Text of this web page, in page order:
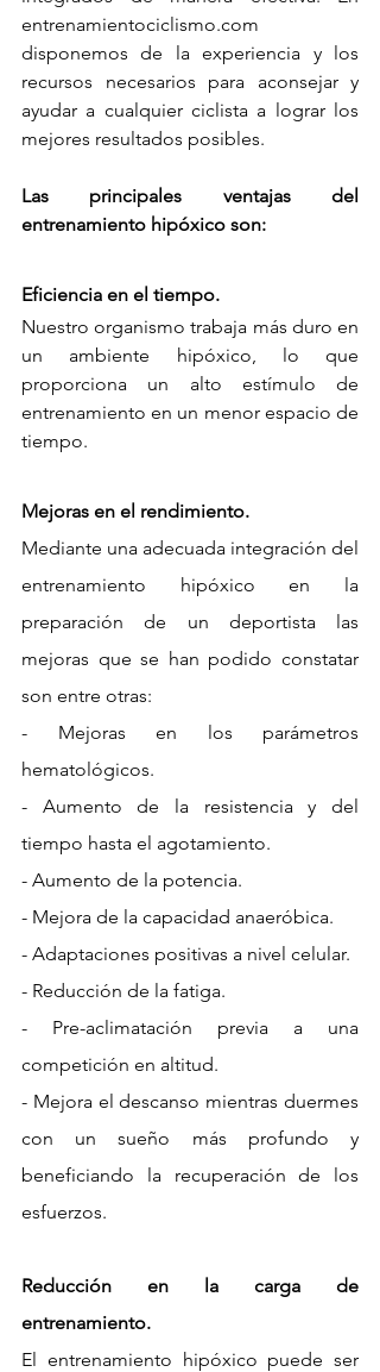
entrenamientociclismo.com
disponemos de la experiencia y los
recursos necesarios para aconsejar y
ayudar a cualquier ciclista a lograr los
mejores resultados posibles.
Las principales ventajas del
entrenamiento hipóxico son:
Eficiencia en el tiempo.
Nuestro organismo trabaja más duro en
un ambiente hipóxico, lo que
proporciona un alto estímulo de
entrenamiento en un menor espacio de
tiempo.
Mejoras en el rendimiento.
Mediante una adecuada integración del
entrenamiento hipóxico en la
preparación de un deportista las
mejoras que se han podido constatar
son entre otras:
- Mejoras en los parámetros
hematológicos.
- Aumento de la resistencia y del
tiempo hasta el agotamiento.
- Aumento de la potencia.
- Mejora de la capacidad anaeróbica.
- Adaptaciones positivas a nivel celular.
- Reducción de la fatiga.
- Pre-aclimatación previa a una
competición en altitud.
- Mejora el descanso mientras duermes
con un sueño más profundo y
beneficiando la recuperación de los
esfuerzos.
Reducción en la carga de
entrenamiento.
El entrenamiento hipóxico puede ser